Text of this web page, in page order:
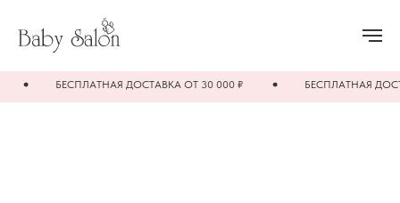
БЕСПЛАТНАЯ ДОСТАВКА ОТ 30 000 ₽ БЕСПЛАТНАЯ